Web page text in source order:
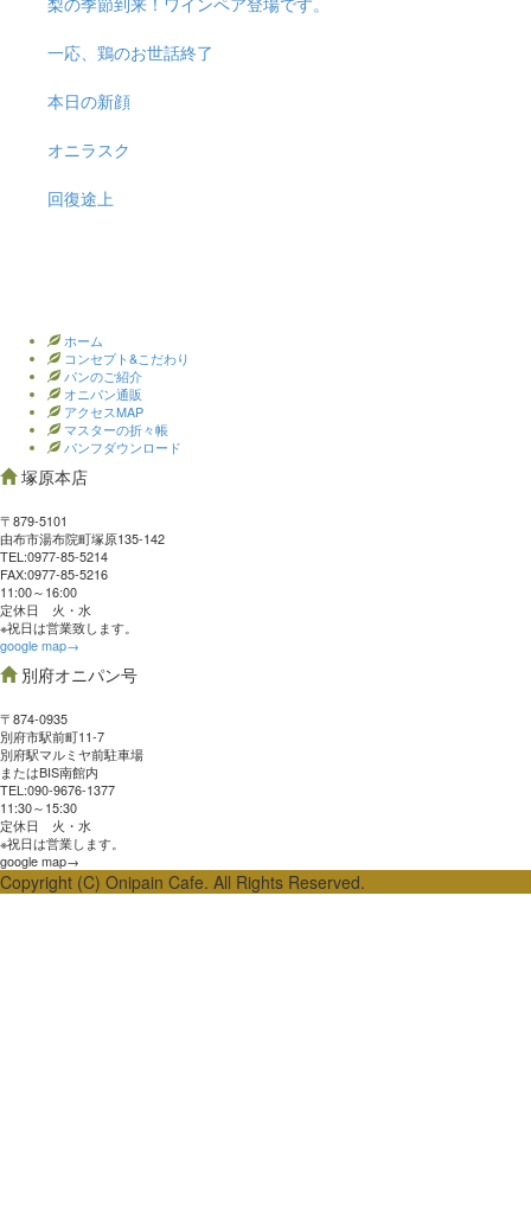
一応、鶏のお世話終了
本日の新顔
オニラスク
回復途上
ホーム
コンセプト&こだわり
パンのご紹介
オニパン通販
アクセスMAP
マスターの折々帳
パンフダウンロード
塚原本店
〒879-5101
由布市湯布院町塚原135-142
TEL:0977‐85-5214
FAX:0977‐85-5216
11:00～16:00
定休日 火・水
※祝日は営業致します。
google map→
別府オニパン号
〒874-0935
別府市駅前町11-7
別府駅マルミヤ前駐車場
またはBIS南館内
TEL:090-9676-1377
11:30～15:30
定休日 火・水
※祝日は営業します。
google map→
Copyright (C) Onipain Cafe. All Rights Reserved.